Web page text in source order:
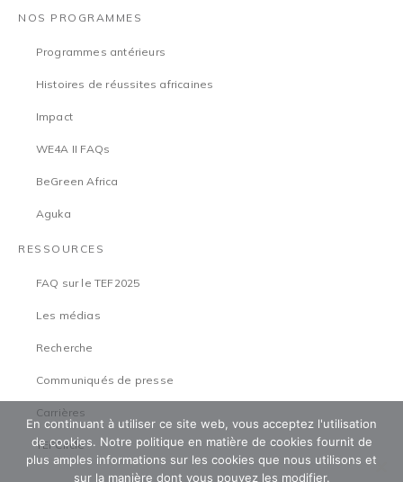
NOS PROGRAMMES
Programmes antérieurs
Histoires de réussites africaines
Impact
WE4A II FAQs
BeGreen Africa
Aguka
RESSOURCES
FAQ sur le TEF2025
Les médias
Recherche
Communiqués de presse
Carrières
TEFCircle
En continuant à utiliser ce site web, vous acceptez l'utilisation
de cookies. Notre politique en matière de cookies fournit de
plus amples informations sur les cookies que nous utilisons et
sur la manière dont vous pouvez les modifier.